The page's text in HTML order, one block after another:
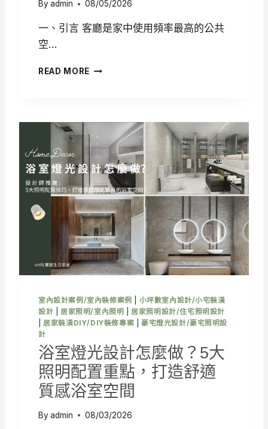
Byadmin 08/05/2026
一、引言 客廳是家中使用頻率最高的公共
空…
READ MORE
略
：
5
大
客
廳
格
局
與
空
間
置
、
動
規
劃
一
次
看
室內設計案例/室內裝修案例
小坪數室內設計/小宅裝潢
設計
居家照明/室內照明 |居家照明設計/住宅照明設計
|居家裝潢DIY/DIY裝修專案
豪宅燈光設計/豪宅照明設
計
浴室燈光設計怎麼做？5大
照明配置重點，打造舒適
質感浴室空間
Byadmin 08/03/2026